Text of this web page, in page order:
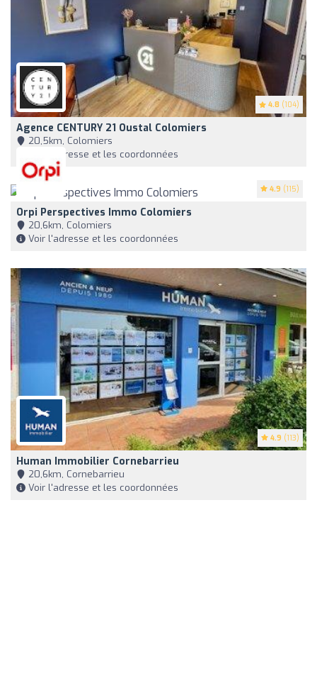
4.8 (104)
Agence CENTURY 21 Oustal Colomiers
20,5km, Colomiers
Voir l'adresse et les coordonnées
4.9 (115)
Orpi Perspectives Immo Colomiers
20,6km, Colomiers
Voir l'adresse et les coordonnées
4.9 (113)
Human Immobilier Cornebarrieu
20,6km, Cornebarrieu
Voir l'adresse et les coordonnées